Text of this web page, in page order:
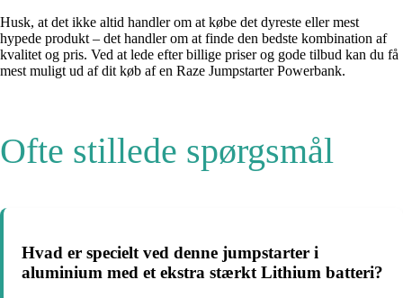
Husk, at det ikke altid handler om at købe det dyreste eller mest
hypede produkt – det handler om at finde den bedste kombination af
kvalitet og pris. Ved at lede efter billige priser og gode tilbud kan du få
mest muligt ud af dit køb af en Raze Jumpstarter Powerbank.
Ofte stillede spørgsmål
Hvad er specielt ved denne jumpstarter i
aluminium med et ekstra stærkt Lithium batteri?